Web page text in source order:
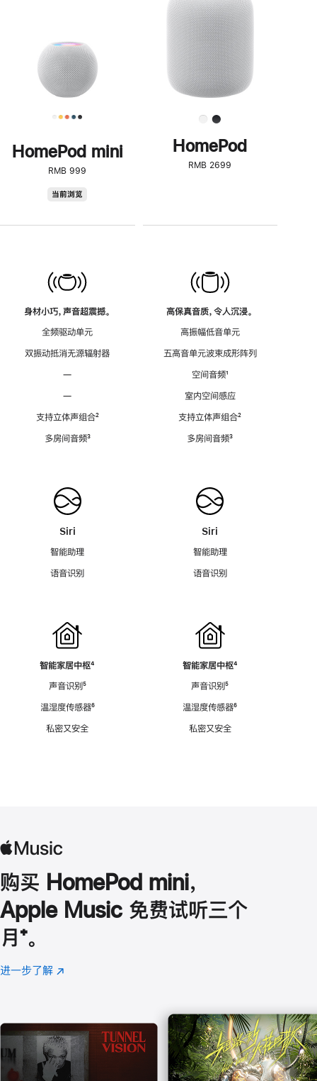
HomePod mini
RMB 999
当前浏览
身材小巧，声音超震撼。
全频驱动单元
双振动抵消无源辐射器
—
—
支持立体声组合脚
²
多房间音频脚
³
Siri
智能助理
语音识别
智能家居中枢脚
⁴
声音识别脚
⁵
温湿度传感器脚
⁶
私密又安全
了
解
HomePod<
HomePod
RMB 2699
高保真音质，令人沉浸。
高振幅低音单元
五高音单元波束成形阵列
空间音频脚
¹
室内空间感应
支持立体声组合脚
²
多房间音频脚
³
Siri
智能助理
语音识别
智能家居中枢脚
⁴
声音识别脚
⁵
温湿度传感器脚
⁶
私密又安全
购买 HomePod mini，
Apple Music 免费试听三个
月 脚
注
⁺。
进一步了解 Apple
(在
口
中
打
开)